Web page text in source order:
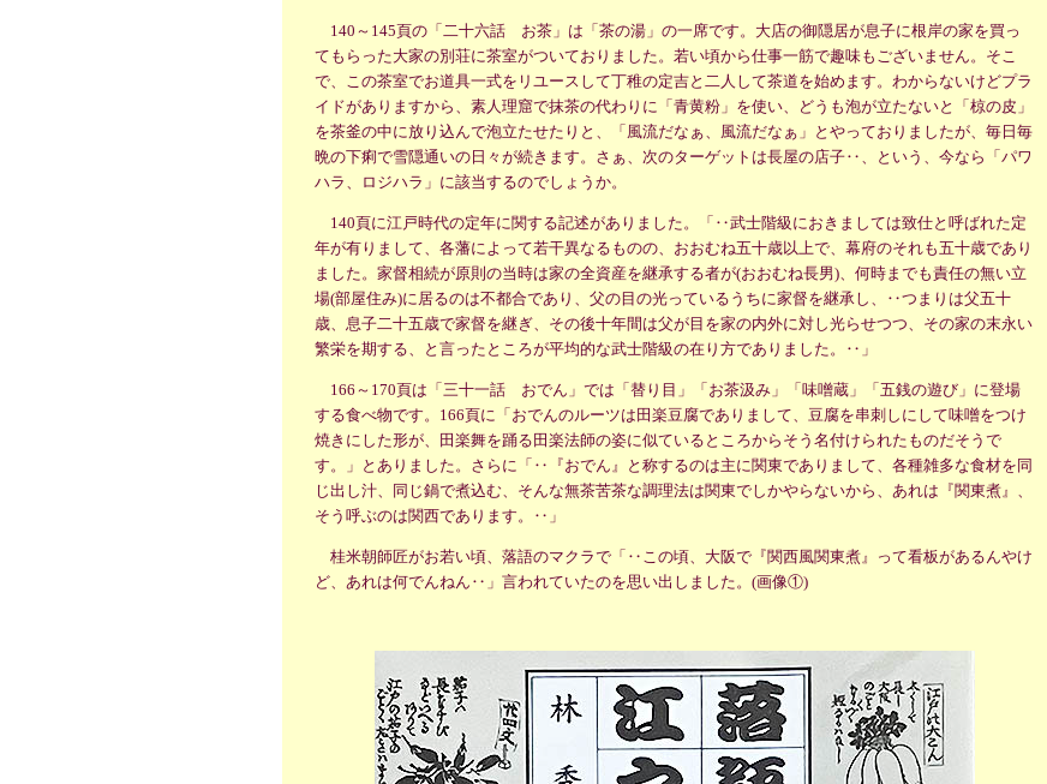
140～145頁の「二十六話 お茶」は「茶の湯」の一席です。大店の御隠居が息子に根岸の家を買っ
てもらった大家の別荘に茶室がついておりました。若い頃から仕事一筋で趣味もございません。そこ
で、この茶室でお道具一式をリユースして丁稚の定吉と二人して茶道を始めます。わからないけどプラ
イドがありますから、素人理窟で抹茶の代わりに「青黄粉」を使い、どうも泡が立たないと「椋の皮」
を茶釜の中に放り込んで泡立たせたりと、「風流だなぁ、風流だなぁ」とやっておりましたが、毎日毎
晩の下痢で雪隠通いの日々が続きます。さぁ、次のターゲットは長屋の店子‥、という、今なら「パワ
ハラ、ロジハラ」に該当するのでしょうか。
140頁に江戸時代の定年に関する記述がありました。「‥武士階級におきましては致仕と呼ばれた定
年が有りまして、各藩によって若干異なるものの、おおむね五十歳以上で、幕府のそれも五十歳であり
ました。家督相続が原則の当時は家の全資産を継承する者が(おおむね長男)、何時までも責任の無い立
場(部屋住み)に居るのは不都合であり、父の目の光っているうちに家督を継承し、‥つまりは父五十
歳、息子二十五歳で家督を継ぎ、その後十年間は父が目を家の内外に対し光らせつつ、その家の末永い
繁栄を期する、と言ったところが平均的な武士階級の在り方でありました。‥」
166～170頁は「三十一話 おでん」では「替り目」「お茶汲み」「味噌蔵」「五銭の遊び」に登場
する食べ物です。166頁に「おでんのルーツは田楽豆腐でありまして、豆腐を串刺しにして味噌をつけ
焼きにした形が、田楽舞を踊る田楽法師の姿に似ているところからそう名付けられたものだそうで
す。」とありました。さらに「‥『おでん』と称するのは主に関東でありまして、各種雑多な食材を同
じ出し汁、同じ鍋で煮込む、そんな無茶苦茶な調理法は関東でしかやらないから、あれは『関東煮』、
そう呼ぶのは関西であります。‥」
桂米朝師匠がお若い頃、落語のマクラで「‥この頃、大阪で『関西風関東煮』って看板があるんやけ
ど、あれは何でんねん‥」言われていたのを思い出しました。(画像①)